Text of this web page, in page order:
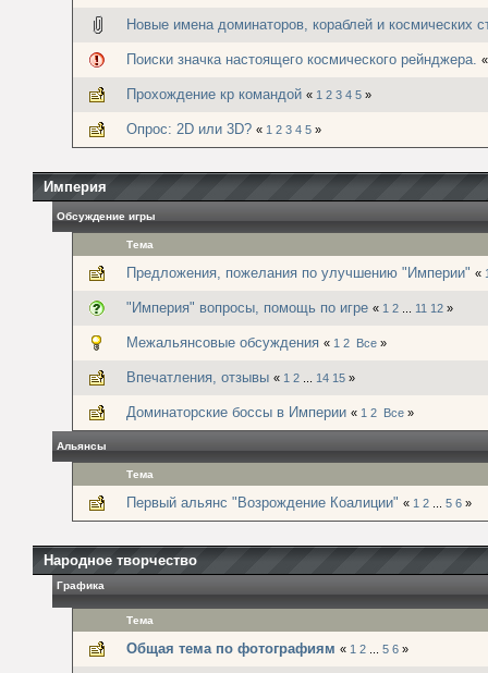
Новые имена доминаторов, кораблей и космических
Поиски значка настоящего космического рейнджера.
Прохождение кр командой « 1 2 3 4 5 »
Опрос: 2D или 3D? « 1 2 3 4 5 »
Империя
Обсуждение игры
Тема
Предложения, пожелания по улучшению "Империи" «
"Империя" вопросы, помощь по игре « 1 2 11 12 »
Межальянсовые обсуждения « 1 2 Все »
Впечатления, отзывы « 1 2 14 15 »
Доминаторские боссы в Империи « 1 2 Все »
Альянсы
Тема
Первый альянс "Возрождение Коалиции" « 1 2 5 6 »
Народное творчество
Графика
Тема
Общая тема по фотографиям « 1 2 5 6 »